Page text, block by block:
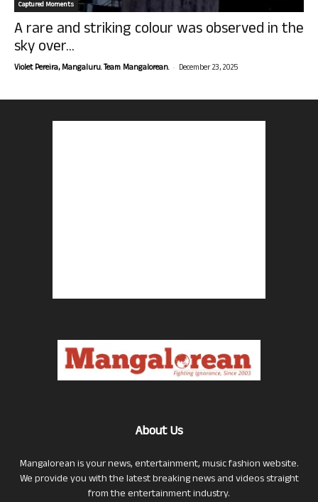
Captured Moments
A rare and striking colour was observed in the
sky over...
Violet Pereira, Mangaluru. Team Mangalorean. - December 23, 2025
About Us
Mangalorean is your news, entertainment, music fashion website.
We provide you with the latest breaking news and videos straight
from the entertainment industry.